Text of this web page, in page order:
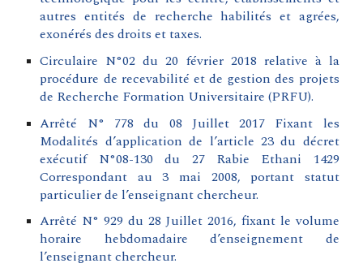
autres entités de recherche habilités et agrées,
exonérés des droits et taxes.
Circulaire N°02 du 20 février 2018 relative à la
procédure de recevabilité et de gestion des projets
de Recherche Formation Universitaire (PRFU).
Arrêté N° 778 du 08 Juillet 2017 Fixant les
Modalités d’application de l’article 23 du décret
exécutif N°08-130 du 27 Rabie Ethani 1429
Correspondant au 3 mai 2008, portant statut
particulier de l’enseignant chercheur.
Arrêté N° 929 du 28 Juillet 2016, fixant le volume
horaire hebdomadaire d’enseignement de
l’enseignant chercheur.